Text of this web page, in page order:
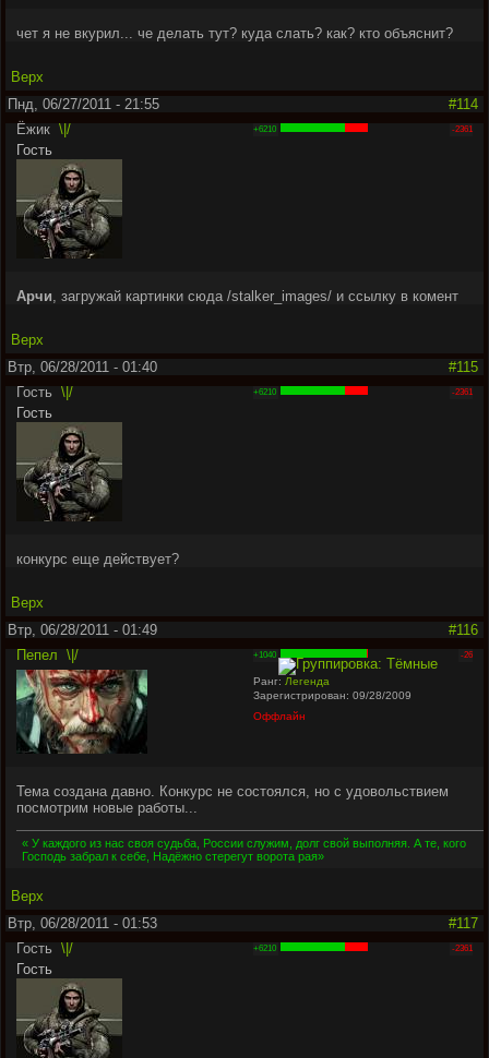
чет я не вкурил... че делать тут? куда слать? как? кто объяснит?
Верх
Пнд, 06/27/2011 - 21:55
#114
Ёжик \|/
Гость
+6210 -2361
Арчи, загружай картинки сюда /stalker_images/ и ссылку в комент
Верх
Втр, 06/28/2011 - 01:40
#115
Гость \|/
Гость
+6210 -2361
конкурс еще действует?
Верх
Втр, 06/28/2011 - 01:49
#116
Пепел \|/ +1040 -26
Ранг:Легенда
Зарегистрирован: 09/28/2009
Оффлайн
Тема создана давно. Конкурс не состоялся, но с удовольствием
посмотрим новые работы...
« У каждого из нас своя судьба, России служим, долг свой выполняя. А те, кого
Господь забрал к себе, Надёжно стерегут ворота рая»
Верх
Втр, 06/28/2011 - 01:53
#117
Гость \|/
Гость
+6210 -2361